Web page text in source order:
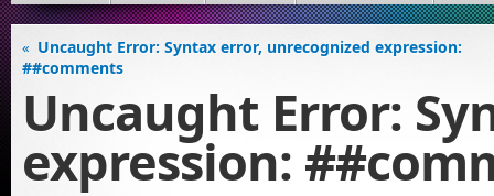
« Uncaught Error: Syntax error, unrecognized expression:
##comments
Uncaught Error:
expression: